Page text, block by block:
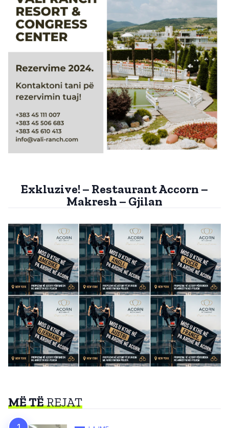
Exkluzive! – Restaurant Accorn –
Makresh – Gjilan
MË TËREJAT